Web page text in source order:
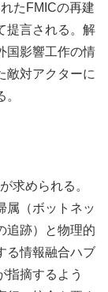
たFMICの再建
提言される。解
国影響工作の情
敵対アクターに
求められる。
属（ボットネッ
追跡）と物理的
る情報融合ハブ
指摘するよう